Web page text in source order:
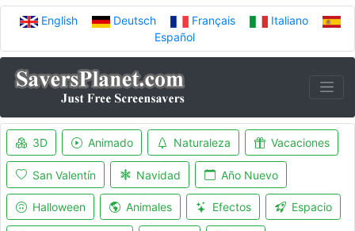
English Deutsch Français
Italiano
Español
3D Animado Naturaleza Vacaciones
San Valentín Navidad Año Nuevo
Halloween Animales Efectos Espacio